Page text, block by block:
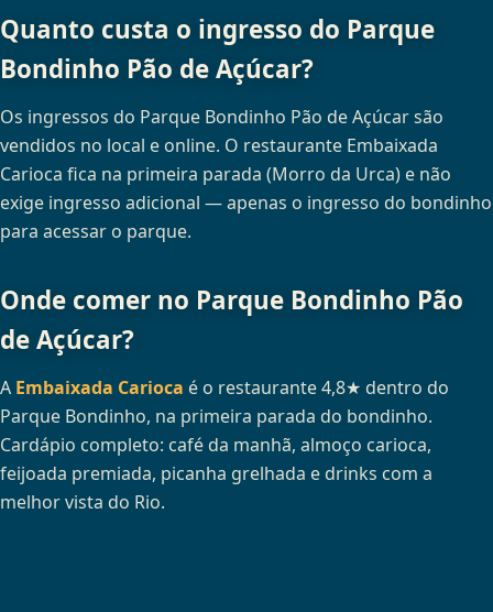
Quanto custa o ingresso do Parque
Bondinho Pão de Açúcar?
Os ingressos do Parque Bondinho Pão de Açúcar são
vendidos no local e online. O restaurante Embaixada
Carioca fica na primeira parada (Morro da Urca) e não
exige ingresso adicional — apenas o ingresso do bondinho
para acessar o parque.
Onde comer no Parque Bondinho Pão
de Açúcar?
A Embaixada Carioca é o restaurante 4,8★ dentro do
Parque Bondinho, na primeira parada do bondinho.
Cardápio completo: café da manhã, almoço carioca,
feijoada premiada, picanha grelhada e drinks com a
melhor vista do Rio.